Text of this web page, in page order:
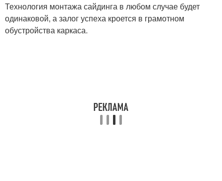
Технология монтажа сайдинга в любом случае будет
одинаковой, а залог успеха кроется в грамотном
обустройства каркаса.